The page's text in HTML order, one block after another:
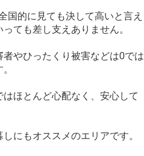
国的に見ても決して高いと言え
ても差し支えありません。
やひったくり被害などは0では
ほとんど心配なく、安心して
にもオススメのエリアです。